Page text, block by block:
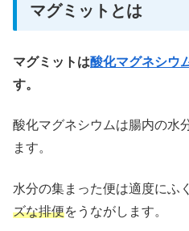
マグミットとは
マグミットは酸化マグネシウ
す。
酸化マグネシウムは腸内の水
ます。
水分の集まった便は適度にふ
ズな排便をうながします。